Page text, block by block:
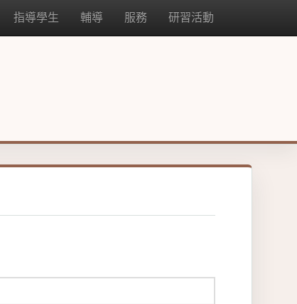
指導學生 輔導 服務 研習活動